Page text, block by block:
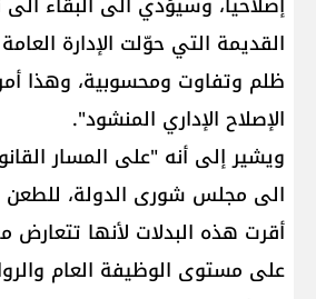
القديمة التي حوّلت الإدارة
ظلم وتفاوت ومحسوبية، وهذا
الإصلاح الإداري المنشود".
ويشير إلى أنه "على المسار
الى مجلس شورى الدولة، للطعن
أقرت هذه البدلات لأنها تتعارض
على مستوى الوظيفة العام